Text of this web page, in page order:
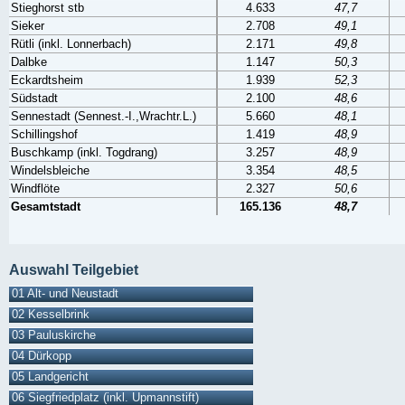
Stieghorst stb
4.633
47,7
Sieker
2.708
49,1
Rütli (inkl. Lonnerbach)
2.171
49,8
Dalbke
1.147
50,3
Eckardtsheim
1.939
52,3
Südstadt
2.100
48,6
Sennestadt (Sennest.-I.,Wrachtr.L.)
5.660
48,1
Schillingshof
1.419
48,9
Buschkamp (inkl. Togdrang)
3.257
48,9
Windelsbleiche
3.354
48,5
Windflöte
2.327
50,6
Gesamtstadt
165.136 48,7
Auswahl Teilgebiet
01 Alt- und Neustadt
02 Kesselbrink
03 Pauluskirche
04 Dürkopp
05 Landgericht
06 Siegfriedplatz (inkl. Upmannstift)